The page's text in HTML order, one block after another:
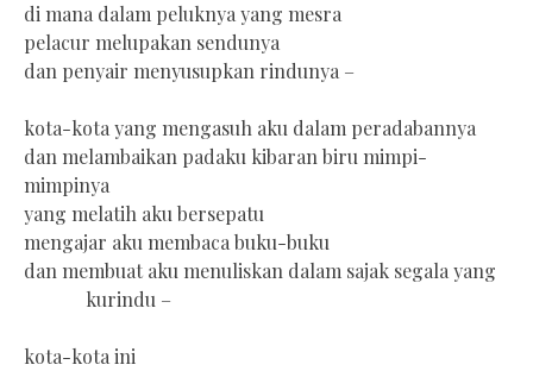
di mana dalam peluknya yang mesra
pelacur melupakan sendunya
dan penyair menyusupkan rindunya –
kota-kota yang mengasuh aku dalam peradabannya
dan melambaikan padaku kibaran biru mimpi-
mimpinya
yang melatih aku bersepatu
mengajar aku membaca buku-buku
dan membuat aku menuliskan dalam sajak segala yang
kurindu –
kota-kota ini